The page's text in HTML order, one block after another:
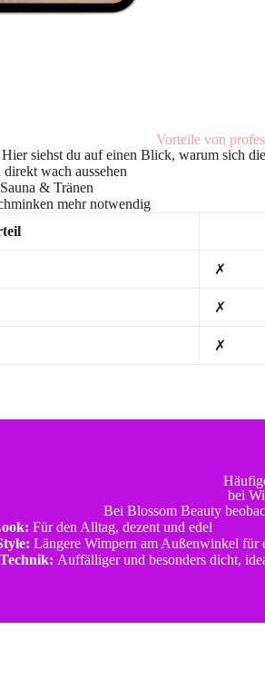
Vorteile von
Hier siehst du auf einen Blick, warum sich
wach aussehen
& Tränen
mehr notwendig
✗
✗
✗
bei
Bei Blossom Beauty
Für den Alltag, dezent und edel
Längere Wimpern am Außenwinkel für
Auffälliger und besonders dicht,